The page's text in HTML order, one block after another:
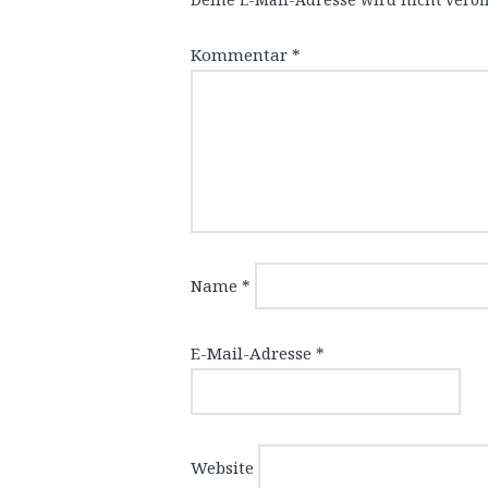
Kommentar *
Name *
E-Mail-Adresse *
Website